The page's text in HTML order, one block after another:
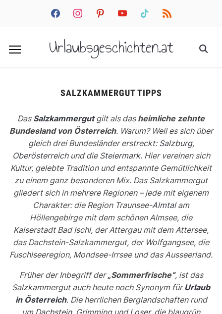
facebookinstagrampinterestyoutube tiktok rss
Urlaubsgeschichten.at
SALZKAMMERGUT TIPPS
Das Salzkammergut gilt als das heimliche zehnte
Bundesland von Österreich. Warum? Weil es sich über
gleich drei Bundesländer erstreckt: Salzburg,
Oberösterreichund die Steiermark. Hier vereinen sich
Kultur, gelebte Tradition und entspannte Gemütlichkeit
zu einem ganz besonderen Mix. Das Salzkammergut
gliedert sich in mehrere Regionen – jede mit eigenem
Charakter: die Region Traunsee-Almtalam
Höllengebirge mit dem schönen Almsee, die
Kaiserstadt Bad Ischl, der Attergau mit dem Attersee,
das Dachstein-Salzkammergut, der Wolfgangsee, die
Fuschlseeregion, Mondsee-Irrsee und das Ausseerland.
Früher der Inbegriff der„Sommerfrische“, ist das
Salzkammergut auch heute noch Synonym für Urlaub
in Österreich. Die herrlichen Berglandschaften rund
um Dachstein, Grimming undLoser, die blaugrün